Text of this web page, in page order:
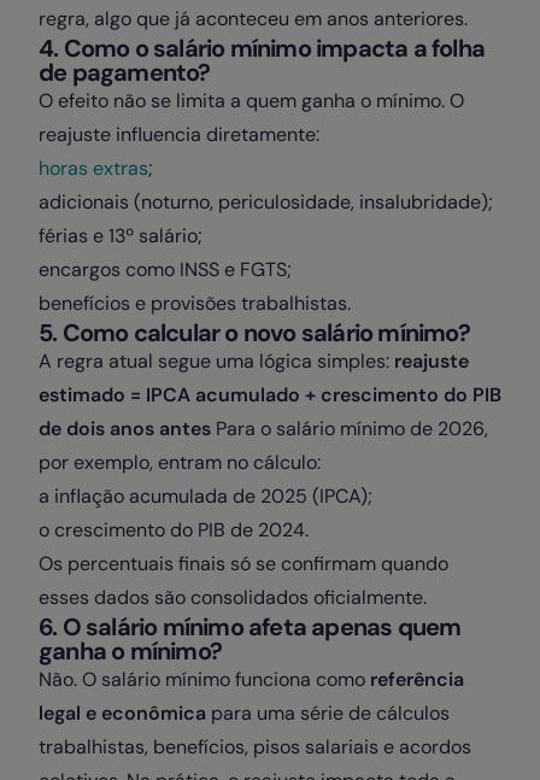
regra, algo que já aconteceu em anos anteriores.
4. Como o salário mínimo impacta a folha
de pagamento?
O efeito não se limita a quem ganha o mínimo. O
reajuste influencia diretamente:
horas extras;
adicionais (noturno, periculosidade, insalubridade);
férias e 13º salário;
encargos como INSS e FGTS;
benefícios e provisões trabalhistas.
5. Como calcular o novo salário mínimo?
A regra atual segue uma lógica simples: reajuste
estimado = IPCA acumulado + crescimento do PIB
de dois anos antes Para o salário mínimo de 2026,
por exemplo, entram no cálculo:
a inflação acumulada de 2025 (IPCA);
o crescimento do PIB de 2024.
Os percentuais finais só se confirmam quando
esses dados são consolidados oficialmente.
6. O salário mínimo afeta apenas quem
ganha o mínimo?
Não. O salário mínimo funciona como referência
legal e econômica para uma série de cálculos
trabalhistas, benefícios, pisos salariais e acordos